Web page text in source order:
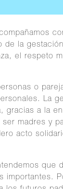
de la
el respeto
o
La
gracias a la
madres y
acto
que
importantes.